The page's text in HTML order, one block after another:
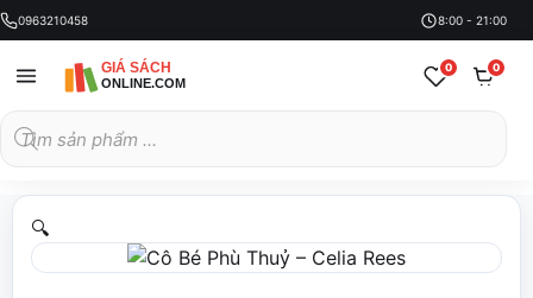
0963210458 8:00 - 21:00
kiếm
sản
0 0
🔍